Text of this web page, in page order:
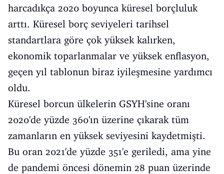
harcadıkça 2020 boyunca küresel borçluluk
arttı. Küresel borç seviyeleri tarihsel
standartlara göre çok yüksek kalırken,
ekonomik toparlanmalar ve yüksek enflasyon,
geçen yıl tablonun biraz iyileşmesine yardımcı
oldu.
Küresel borcun ülkelerin GSYH'sine oranı
2020'de yüzde 360'ın üzerine çıkarak tüm
zamanların en yüksek seviyesini kaydetmişti.
Bu oran 2021'de yüzde 351'e geriledi, ama yine
de pandemi öncesi dönemin 28 puan üzerinde